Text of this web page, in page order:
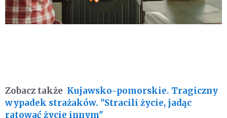
Zobacz także Kujawsko-pomorskie. Tragiczny
wypadek strażaków. "Stracili życie, jadąc
ratować życie innym"